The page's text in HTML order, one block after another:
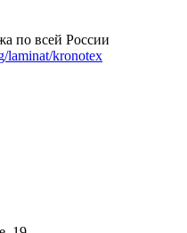
по всей России
laminat/kronotex